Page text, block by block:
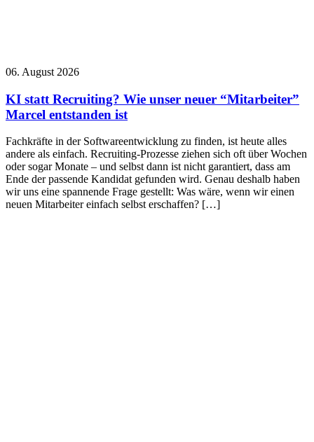
06. August 2026
KI statt Recruiting? Wie unser neuer “Mitarbeiter”
Marcel entstanden ist
Fachkräfte in der Softwareentwicklung zu finden, ist heute alles
andere als einfach. Recruiting-Prozesse ziehen sich oft über Wochen
oder sogar Monate – und selbst dann ist nicht garantiert, dass am
Ende der passende Kandidat gefunden wird. Genau deshalb haben
wir uns eine spannende Frage gestellt: Was wäre, wenn wir einen
neuen Mitarbeiter einfach selbst erschaffen? […]